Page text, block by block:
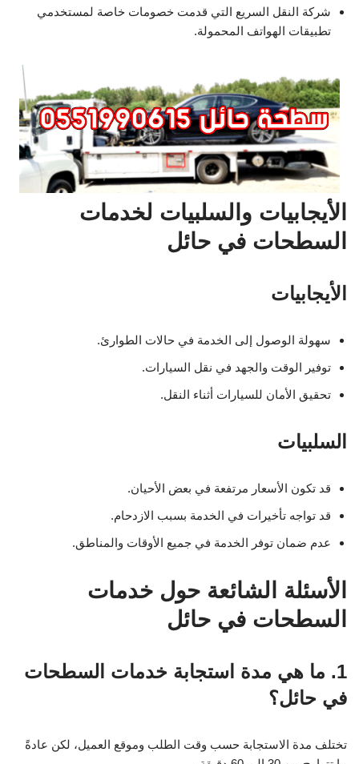
شركة النقل السريع التي قدمت خصومات خاصة لمستخدمي
تطبيقات الهواتف المحمولة.
الأيجابيات والسلبيات لخدمات
السطحات في حائل
الأيجابيات
سهولة الوصول إلى الخدمة في حالات الطوارئ.
توفير الوقت والجهد في نقل السيارات.
تحقيق الأمان للسيارات أثناء النقل.
السلبيات
قد تكون الأسعار مرتفعة في بعض الأحيان.
قد تواجه تأخيرات في الخدمة بسبب الازدحام.
عدم ضمان توفر الخدمة في جميع الأوقات والمناطق.
الأسئلة الشائعة حول خدمات
السطحات في حائل
1. ما هي مدة استجابة خدمات السطحات
في حائل؟
تختلف مدة الاستجابة حسب وقت الطلب وموقع العميل، لكن عادةً